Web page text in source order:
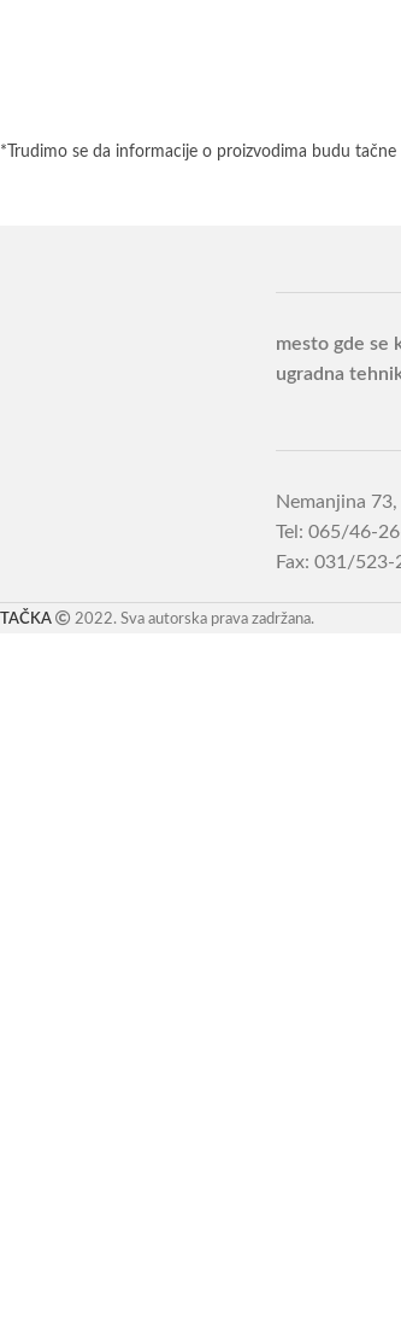
*Trudimo se da informacije o proizvodima budu
mesto gde se
ugradna
Nemanjina
Tel: 065/46-
Fax: 031/523-
TAČKA 2022. Sva autorska prava zadržana.